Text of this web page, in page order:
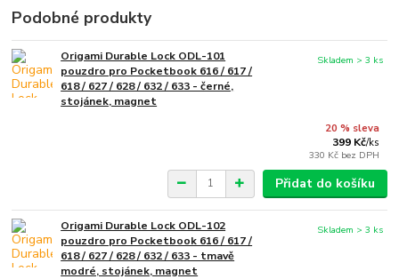
Podobné produkty
Origami Durable Lock ODL-101
pouzdro pro Pocketbook 616 / 617 /
618 / 627 / 628 / 632 / 633 - černé,
stojánek, magnet
20 % sleva
399 Kč/ks
330 Kč bez DPH
Skladem > 3 ks
Přidat do košíku
Origami Durable Lock ODL-102
pouzdro pro Pocketbook 616 / 617 /
618 / 627 / 628 / 632 / 633 - tmavě
modré, stojánek, magnet
Skladem > 3 ks